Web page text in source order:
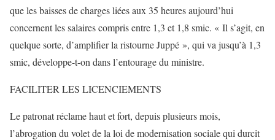
que les baisses de charges liées aux 35 heures aujourd’hui
concernent les salaires compris entre 1,3 et 1,8 smic. « Il s’agit, en
quelque sorte, d’amplifier la ristourne Juppé », qui va jusqu’à 1,3
smic, développe-t-on dans l’entourage du ministre.
FACILITER LES LICENCIEMENTS
Le patronat réclame haut et fort, depuis plusieurs mois,
l’abrogation du volet de la loi de modernisation sociale qui durcit